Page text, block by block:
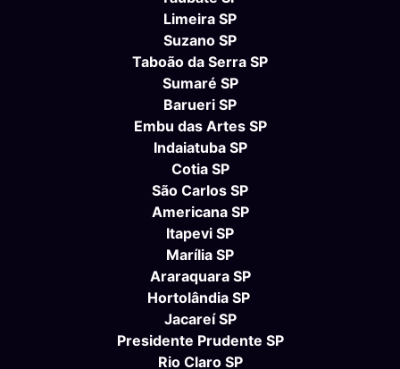
Limeira SP
Suzano SP
Taboão da Serra SP
Sumaré SP
Barueri SP
Embu das Artes SP
Indaiatuba SP
Cotia SP
São Carlos SP
Americana SP
Itapevi SP
Marília SP
Araraquara SP
Hortolândia SP
Jacareí SP
Presidente Prudente SP
Rio Claro SP